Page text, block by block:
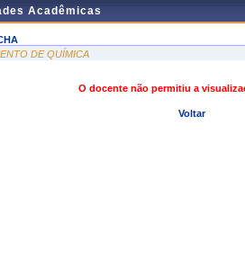
Acadêmicas
DE QUÍMICA
O docente não permitiu a
Voltar